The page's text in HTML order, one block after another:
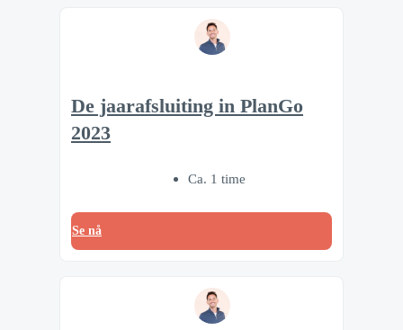
De jaarafsluiting in PlanGo
2023
Ca. 1 time
Se nå